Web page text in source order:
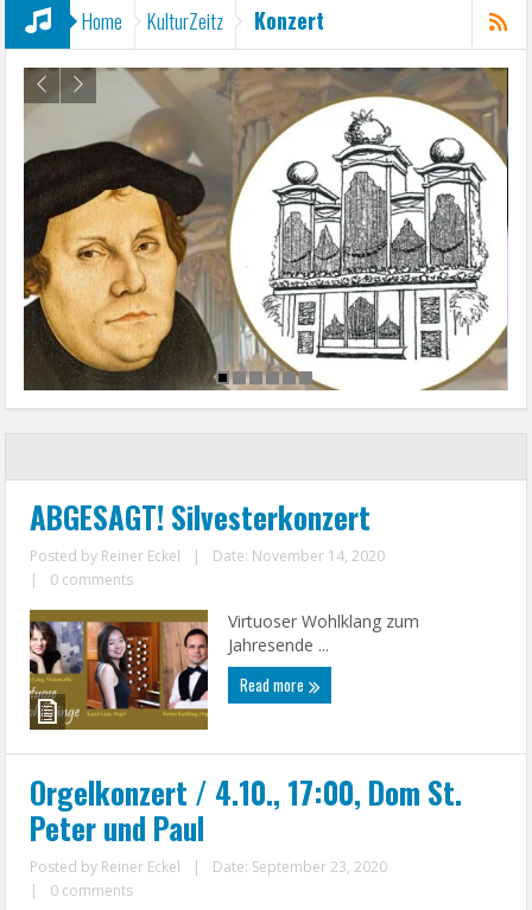
Home KulturZeitz Konzert
ABGESAGT! Silvesterkonzert
Posted by Reiner Eckel |
Date: November 14, 2020
|
0 comments
Virtuoser Wohlklang zum
Jahresende ...
Read more
Orgelkonzert / 4.10., 17:00, Dom St.
Peter und Paul
Posted by Reiner Eckel |
Date: September 23, 2020
|
0 comments